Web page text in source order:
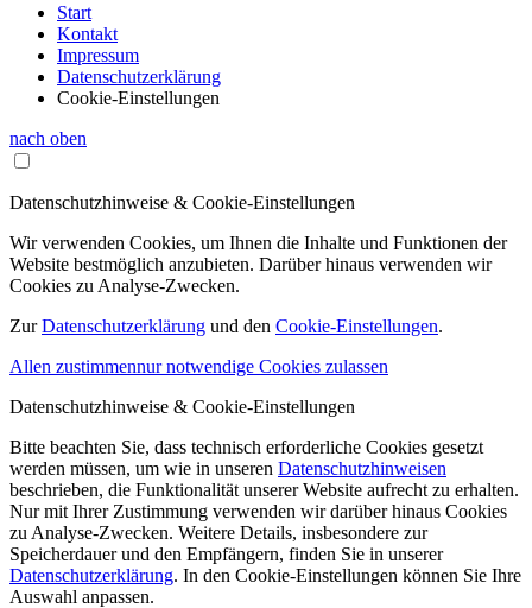
Start
Kontakt
Impressum
Datenschutzerklärung
Cookie-Einstellungen
nach oben
Datenschutzhinweise & Cookie-Einstellungen
Wir verwenden Cookies, um Ihnen die Inhalte und Funktionen der
Website bestmöglich anzubieten. Darüber hinaus verwenden wir
Cookies zu Analyse-Zwecken.
ZurDatenschutzerklärung und den Cookie-Einstellungen.
Allen zustimmennur notwendige Cookies zulassen
Datenschutzhinweise & Cookie-Einstellungen
Bitte beachten Sie, dass technisch erforderliche Cookies gesetzt
werden müssen, um wie in unseren Datenschutzhinweisen
beschrieben, die Funktionalität unserer Website aufrecht zu erhalten.
Nur mit Ihrer Zustimmung verwenden wir darüber hinaus Cookies
zu Analyse-Zwecken. Weitere Details, insbesondere zur
Speicherdauer und den Empfängern, finden Sie in unserer
Datenschutzerklärung. In den Cookie-Einstellungen können Sie Ihre
Auswahl anpassen.